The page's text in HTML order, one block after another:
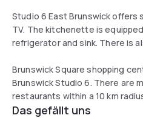
Studio 6 East Brunswick offers
TV. The kitchenette is
refrigerator and sink. There is
Brunswick Square shopping
Brunswick Studio 6. There are
restaurants within a 10 km
Das gefällt uns